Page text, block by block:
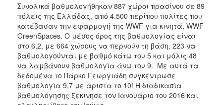
Συνολικά βαθμολογήθηκαν 887 χώροι πρασίνου σε 89
πόλεις της Ελλάδας, από 4.500 περίπου πολίτες που
κατέβασαν την εφαρμογή της WWF για κινητά, WWF
GreenSpaces. Ο μέσος όρος της βαθμολογίας είναι
στο 6,2, με 664 χώρους να περνούν τη βάση, 223 να
βαθμολογούνται με βαθμό κάτω του 5 και μόλις 48
να λαμβάνουν βαθμολογία άνω του 9. Με αυτά τα
δεδομένα το Πάρκο Γεωργιάδη συγκέντρωσε
βαθμολογία 9,7 με άριστα το 10! Η διαδικασία
βαθμολόγησης ξεκίνησε τον Ιανουάριο του 2016 και